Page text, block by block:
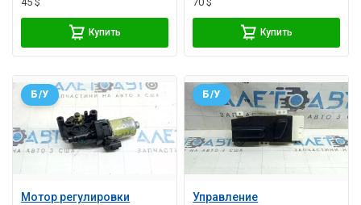
Купить Купить
Мотор регулировки
Б/У
Управление
Б/У